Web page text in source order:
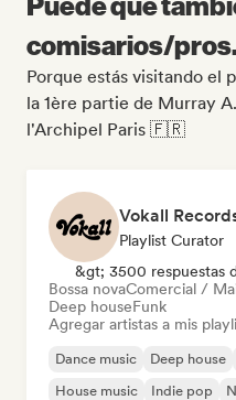
comisarios/
Porque estás visitando el
la 1ère partie de Murray
l'Archipel Paris 🇫🇷
Vokall
Playlist Curator
&gt; 3500 respuestas
Bossa novaComercial /
Deep houseFunk
Agregar artistas a mis
Dance music Deep house
House music
Indie pop